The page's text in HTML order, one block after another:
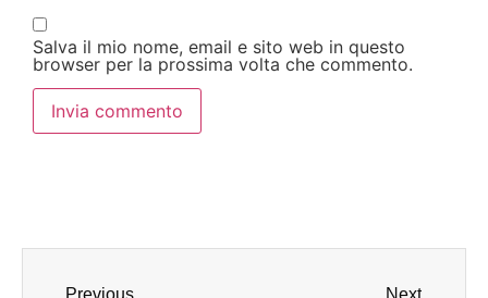
Salva il mio nome, email e sito web in questo
browser per la prossima volta che commento.
Previous Next